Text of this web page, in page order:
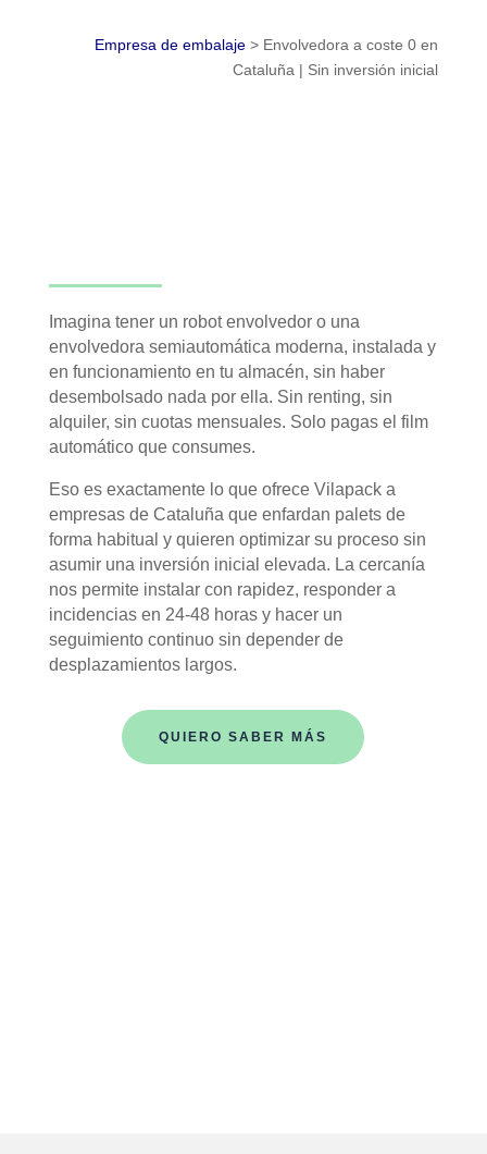
Empresa de embalaje > Envolvedora a coste 0 en
Cataluña | Sin inversión inicial
Imagina tener un robot envolvedor o una
envolvedora semiautomática moderna, instalada y
en funcionamiento en tu almacén, sin haber
desembolsado nada por ella. Sin renting, sin
alquiler, sin cuotas mensuales. Solo pagas el film
automático que consumes.
Eso es exactamente lo que ofrece Vilapack a
empresas de Cataluña que enfardan palets de
forma habitual y quieren optimizar su proceso sin
asumir una inversión inicial elevada. La cercanía
nos permite instalar con rapidez, responder a
incidencias en 24-48 horas y hacer un
seguimiento continuo sin depender de
desplazamientos largos.
QUIERO SABER MÁS